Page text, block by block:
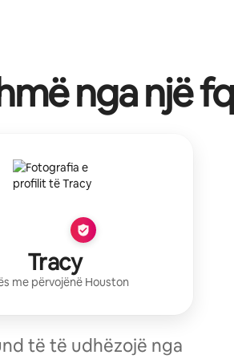
nga një
Tracy
me përvojënë Houston
të të udhëzojë nga